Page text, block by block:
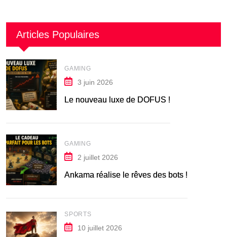
Articles Populaires
GAMING
3 juin 2026
Le nouveau luxe de DOFUS !
GAMING
2 juillet 2026
Ankama réalise le rêves des bots !
SPORTS
10 juillet 2026